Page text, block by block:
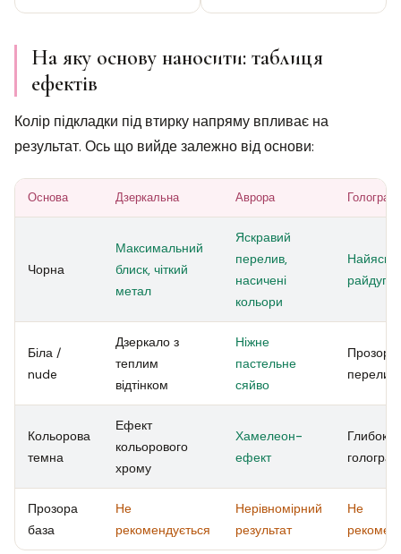
На яку основу наносити: таблиця
ефектів
Колір підкладки під втирку напряму впливає на
результат. Ось що вийде залежно від основи:
Основа Дзеркальна Аврора
Чорна
Максимальний
блиск, чіткий
метал
Яскравий
перелив,
насичені
кольори
райдуга
Біла /
nude
Дзеркало з
теплим
відтінком
Ніжне
пастельне
сяйво
перелив
Кольорова
темна
Ефект
кольорового
хрому
Хамелеон-
ефект
Глибока
Прозора
база
Не
рекомендується
Нерівномірний
результат
Не